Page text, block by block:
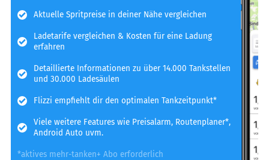
Aktuelle Spritpreise in deiner Nähe vergleichen
Ladetarife vergleichen & Kosten für eine Ladung
erfahren
Detaillierte Informationen zu über 14.000 Tankstellen
und 30.000 Ladesäulen
Flizzi empfiehlt dir den optimalen Tankzeitpunkt*
Viele weitere Features wie Preisalarm, Routenplaner*,
Android Auto uvm.
*aktives mehr-tanken+ Abo erforderlich